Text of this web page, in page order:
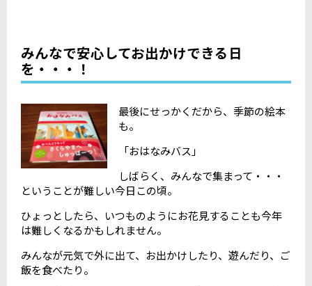
みんなで安心してお出かけできる日
を・・・！
最後にせっかくだから、季節の絵本
も。
「おはなみバス」
しばらく、みんなで集まって・・・
ということが難しい今日この頃。
ひょっとしたら、いつものようにお花見することも今年
は難しくなるかもしれません。
みんなが元気で外に出て、お出かけしたり、遊んだり、ご
飯を食べたり。